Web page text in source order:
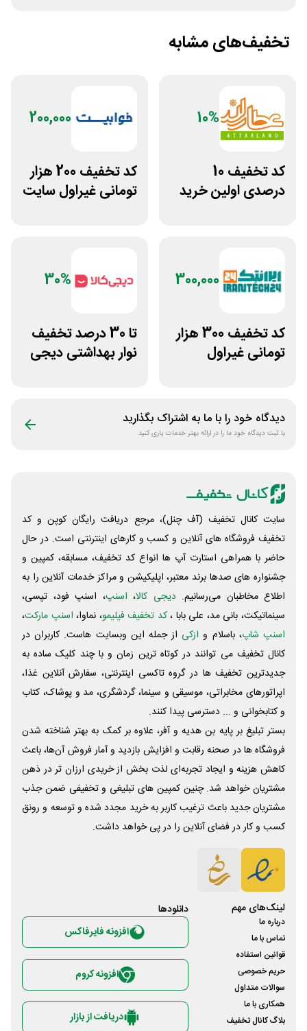
تخفیف‌های مشابه
10%
کد تخفیف 10
درصدی اولین خرید
200,000
کد تخفیف 200 هزار
تومانی غیراول سایت
300,000
کد تخفیف 300 هزار
تومانی غیراول
30%
تا 30 درصد تخفیف
نوار بهداشتی دیجی
دیدگاه خود را با ما به اشتراک بگذارید
با ثبت دیدگاه خود ما را در ارائه بهتر خدمات یاری کنید
سایت کانال تخفیف (آف چنل)، مرجع دریافت رایگان کوپن و کد
تخفیف فروشگاه های آنلاین و کسب و‌ کارهای اینترنتی است. در حال
حاضر با همراهی استارت آپ ها انواع کد تخفیف، مسابقه، کمپین و
جشنواره های صدها برند معتبر، اپلیکیشن و مراکز خدمات آنلاین را به
اطلاع مخاطبان می‌رسانیم. دیجی کالا، اسنپ، اسنپ فود، تپسی،
سینماتیکت، بانی مد، علی‌ بابا ،کد تخفیف فیلیمو، نماوا، اسنپ مارکت،
اسنپ شاپ، باسلام و ازکی از جمله این وبسایت ‌هاست. کاربران در
کانال تخفیف می توانند در کوتاه ترین زمان و با چند کلیک ساده به
جدیدترین تخفیف ها در گروه تاکسی اینترنتی، سفارش آنلاین غذا،
اپراتورهای مخابراتی، موسیقی و سینما، گردشگری، مد و پوشاک، کتاب
و کتابخوانی و ... دسترسی پیدا کنند.
بستر تبلیغ بر پایه بن هدیه و آفر، علاوه بر کمک به بهتر شناخته شدن
فروشگاه ها در صحنه رقابت و افزایش بازدید و آمار فروش آن‌ها، باعث
کاهش هزینه و ایجاد تجربه‌ای لذت بخش از خریدی ارزان تر در ذهن
مشتریان خواهد شد. چنین کمپین های تبلیغی و تخفیفی ضمن جذب
مشتریان جدید باعث ترغیب کاربر به خرید مجدد شده و توسعه و رونق
کسب و کار در فضای آنلاین را در پی خواهد داشت.
لینک‌های مهم
درباره ما
تماس با ما
قوانین استفاده
حریم خصوصی
سوالات متداول
همکاری با ما
بلاگ کانال تخفیف
دانلود‌ها
افزونه فایرفاکس
افزونه کروم
دریافت از بازار